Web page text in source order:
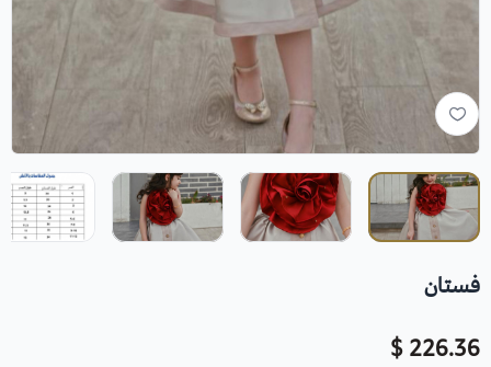
فستان
226.36 $